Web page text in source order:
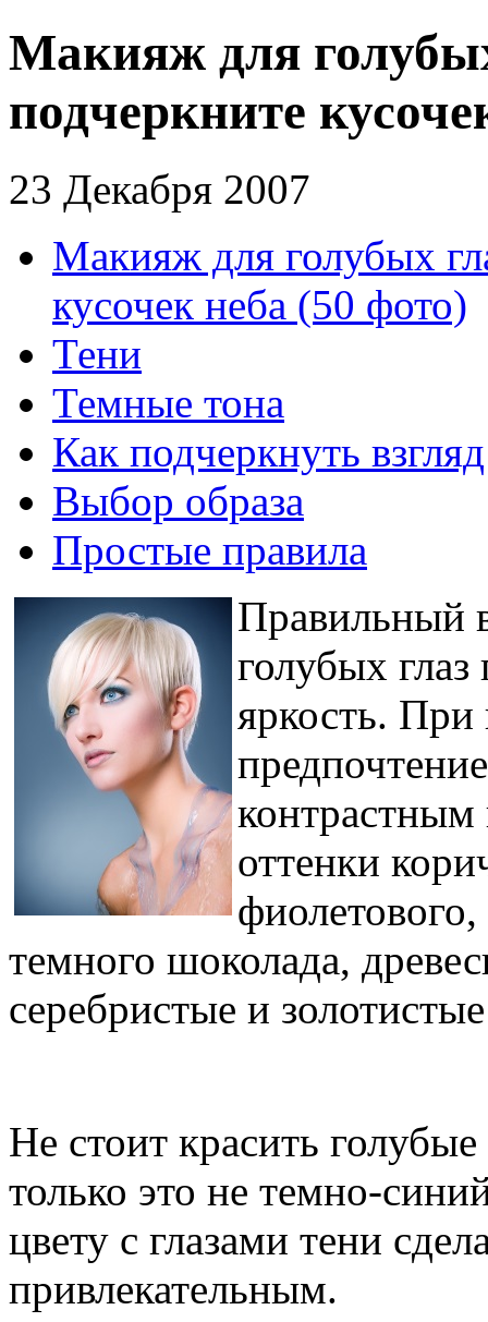
Макияж для
подчеркните
23 Декабря 2007
Макияж для голубых
кусочек неба (50 фото)
Тени
Темные тона
Как подчеркнуть взгляд
Выбор образа
Простые правила
Правильный
голубых
яркость. При
контрастным
оттенки
фиолетового,
темного шоколада,
серебристые и
Не стоит красить
только это не темно-
цвету с глазами тени
привлекательным.